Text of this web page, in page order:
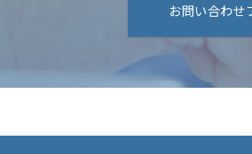
お問い合わせ